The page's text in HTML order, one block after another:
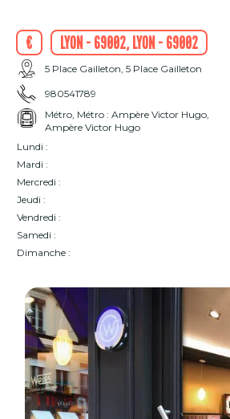
€ Lyon - 69002, Lyon - 69002
5 Place Gailleton, 5 Place Gailleton
980541789
Métro, Métro : Ampère Victor Hugo,
Ampère Victor Hugo
Lundi :
Mardi :
Mercredi :
Jeudi :
Vendredi :
Samedi :
Dimanche :